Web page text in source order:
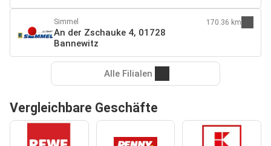
Simmel
An der Zschauke 4, 01728
Bannewitz
170.36 km
Alle Filialen
Vergleichbare Geschäfte